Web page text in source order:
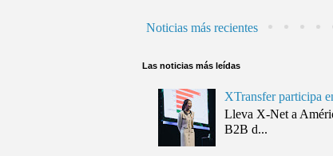
Noticias más recientes
Las noticias más leídas
XTransfer participa
Lleva X-Net a
B2B d...